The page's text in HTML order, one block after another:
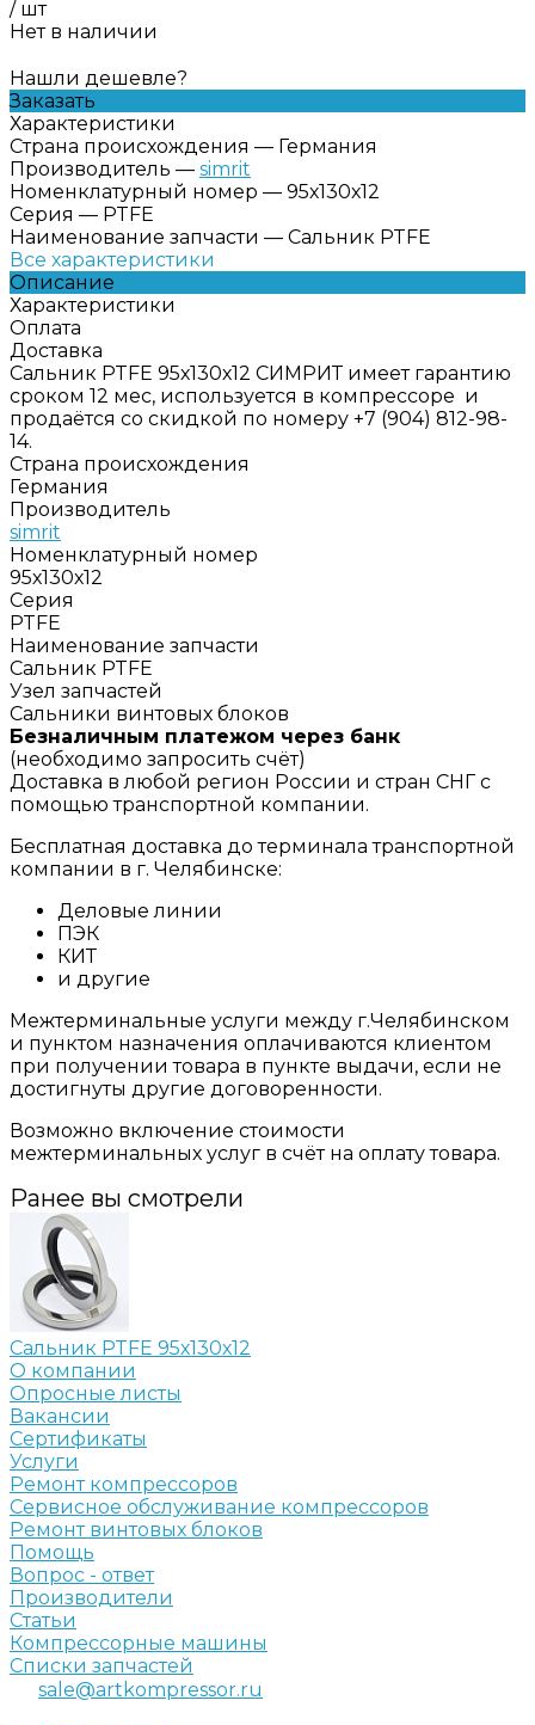
/ шт
Нет в наличии
Нашли дешевле?
Заказать
Характеристики
Страна происхождения — Германия
Производитель — simrit
Номенклатурный номер — 95х130х12
Серия — PTFE
Наименование запчасти — Сальник PTFE
Все характеристики
Описание
Характеристики
Оплата
Доставка
Сальник PTFE 95х130х12 СИМРИТ имеет гарантию
сроком 12 мес, используется в компрессоре и
продаётся со скидкой по номеру +7 (904) 812-98-
14.
Страна происхождения
Германия
Производитель
simrit
Номенклатурный номер
95х130х12
Серия
PTFE
Наименование запчасти
Сальник PTFE
Узел запчастей
Сальники винтовых блоков
Безналичным платежом через банк
(необходимо запросить счёт)
Доставка в любой регион России и стран СНГ с
помощью транспортной компании.
Бесплатная доставка до терминала транспортной
компании в г. Челябинске:
Деловые линии
ПЭК
КИТ
и другие
Межтерминальные услуги между г.Челябинском
и пунктом назначения оплачиваются клиентом
при получении товара в пункте выдачи, если не
достигнуты другие договоренности.
Возможно включение стоимости
межтерминальных услуг в счёт на оплату товара.
Ранее вы смотрели
Сальник PTFE 95х130х12
О компании
Опросные листы
Вакансии
Сертификаты
Услуги
Ремонт компрессоров
Сервисное обслуживание компрессоров
Ремонт винтовых блоков
Помощь
Вопрос - ответ
Производители
Статьи
Компрессорные машины
Списки запчастей
sale@artkompressor.ru